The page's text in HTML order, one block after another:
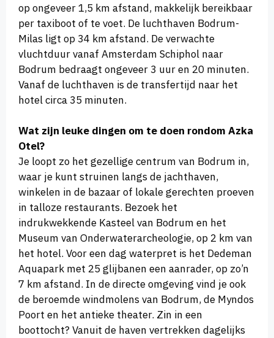
op ongeveer 1,5 km afstand, makkelijk bereikbaar
per taxiboot of te voet. De luchthaven Bodrum-
Milas ligt op 34 km afstand. De verwachte
vluchtduur vanaf Amsterdam Schiphol naar
Bodrum bedraagt ongeveer 3 uur en 20 minuten.
Vanaf de luchthaven is de transfertijd naar het
hotel circa 35 minuten.
Wat zijn leuke dingen om te doen rondom Azka
Otel?
Je loopt zo het gezellige centrum van Bodrum in,
waar je kunt struinen langs de jachthaven,
winkelen in de bazaar of lokale gerechten proeven
in talloze restaurants. Bezoek het
indrukwekkende Kasteel van Bodrum en het
Museum van Onderwaterarcheologie, op 2 km van
het hotel. Voor een dag waterpret is het Dedeman
Aquapark met 25 glijbanen een aanrader, op zo’n
7 km afstand. In de directe omgeving vind je ook
de beroemde windmolens van Bodrum, de Myndos
Poort en het antieke theater. Zin in een
boottocht? Vanuit de haven vertrekken dagelijks